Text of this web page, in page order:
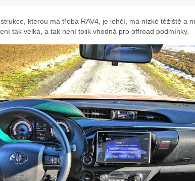
kterou má třeba RAV4, je lehčí, má nízké těžiště a
tak velká, a tak není tolik vhodná pro offroad podmínky.